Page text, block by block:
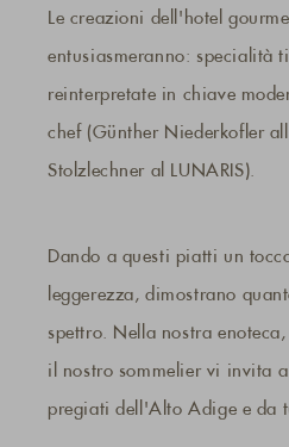
Le creazioni dell'hotel
entusiasmeranno: specialità
reinterpretate in chiave
chef (Günther Niederkofler
Stolzlechner al LUNARIS).
Dando a questi piatti un
leggerezza, dimostrano
spettro. Nella nostra
il nostro sommelier vi invita
pregiati dell'Alto Adige e da